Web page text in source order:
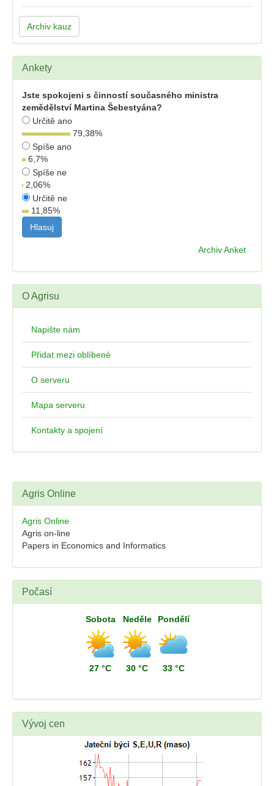
Archiv kauz
Ankety
Jste spokojeni s činností současného ministra
zemědělství Martina Šebestyána?
Určitě ano
79,38%
Spíše ano
6,7%
Spíše ne
2,06%
Určitě ne
11,85%
Archiv Anket
O Agrisu
Napište nám
Přidat mezi oblíbené
O serveru
Mapa serveru
Kontakty a spojení
Agris Online
Agris Online
Agris on-line
Papers in Economics and Informatics
Počasí
Sobota
27 °C
Neděle
30 °C
Pondělí
33 °C
Vývoj cen